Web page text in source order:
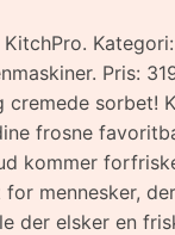
Pris:
cremede sorbet!
frosne
kommer
mennesker,
der elsker en